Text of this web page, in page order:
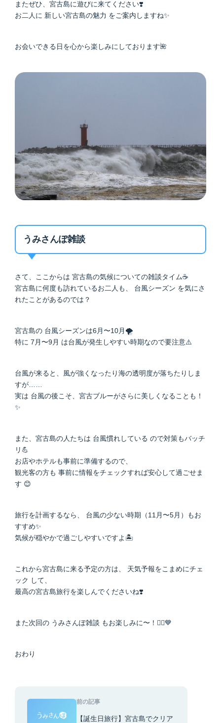
またぜひ、宮古島に遊びに来てください❣️
お二人に 新しい宮古島の魅力 をご案内しますね✨
お会いできる日を心から楽しみにしております🌺
うみさんぽ雑談
さて、ここからは 宮古島の気候についての雑談タイム☕️
宮古島に何度も訪れているお二人も、 台風シーズン を気にさ
れたことがあるのでは？
宮古島の 台風シーズンは6月〜10月🌪️
特に 7月〜9月 は台風が発生しやすい時期なので要注意⚠️
台風が来ると、風が強くなったり海の透明度が落ちたりしま
すが……
実は 台風の後こそ、宮古ブルーがさらに美しくなることも！
✨
また、宮古島の人たちは 台風慣れしている ので対策もバッチ
リ💪
お店やホテルも事前に準備するので、
観光客の方も 事前に情報をチェックすれば安心して過ごせま
す 😊
旅行を計画するなら、 台風の少ない時期（11月〜5月）もお
すすめ✨
気候が穏やかで過ごしやすいですよ🏝️
これから宮古島に来る予定の方は、 天気予報をこまめにチェ
ック して、
最高の宮古島旅行を楽しんでくださいね❣️
また次回の うみさんぽ雑談 もお楽しみに〜！🚣‍♂️💙
おわり
前の記事
【誕生日旅行】宮古島でクリア